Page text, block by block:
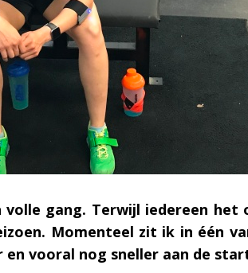
gang. Terwijl iedereen
Momenteel zit ik in één
vooral nog sneller aan de